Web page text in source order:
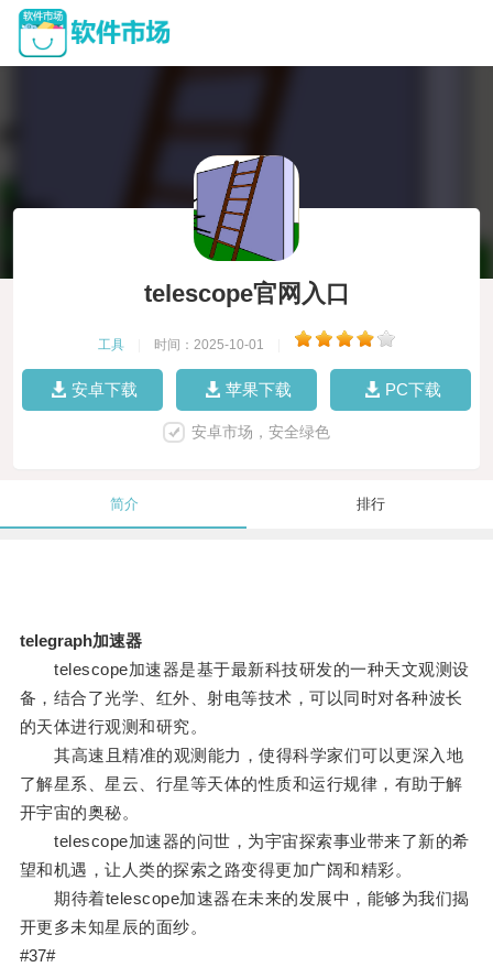
telescope官网入口
工具 时间：2025-10-01
安卓下载 苹果下载 PC下载
安卓市场，安全绿色
简介 排行
telegraph加速器
telescope加速器是基于最新科技研发的一种天文观测设
备，结合了光学、红外、射电等技术，可以同时对各种波长
的天体进行观测和研究。
其高速且精准的观测能力，使得科学家们可以更深入地
了解星系、星云、行星等天体的性质和运行规律，有助于解
开宇宙的奥秘。
telescope加速器的问世，为宇宙探索事业带来了新的希
望和机遇，让人类的探索之路变得更加广阔和精彩。
期待着telescope加速器在未来的发展中，能够为我们揭
开更多未知星辰的面纱。
#37#